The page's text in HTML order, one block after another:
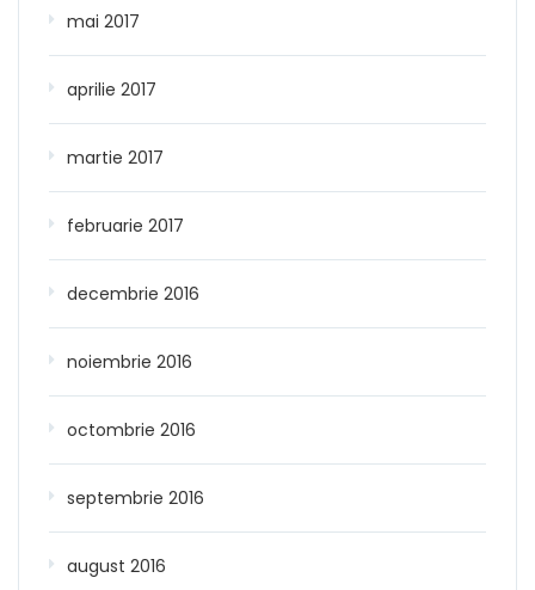
mai 2017
aprilie 2017
martie 2017
februarie 2017
decembrie 2016
noiembrie 2016
octombrie 2016
septembrie 2016
august 2016